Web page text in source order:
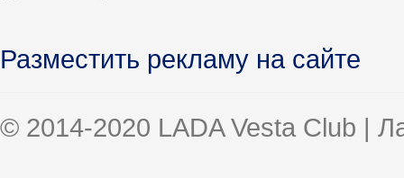
Разместить рекламу на сайте
© 2014-2020 LADA Vesta Club |